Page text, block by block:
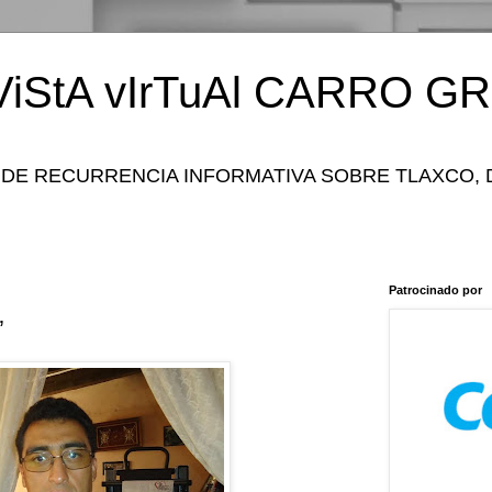
vIrTuAl CARRO
RECURRENCIA INFORMATIVA SOBRE TLAXCO,
Patrocinado por